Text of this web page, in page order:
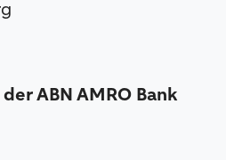
ABN AMRO Bank